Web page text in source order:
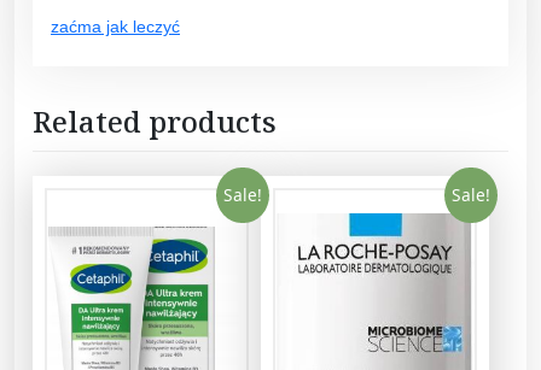
zaćma jak leczyć
Related products
Sale! Sale!